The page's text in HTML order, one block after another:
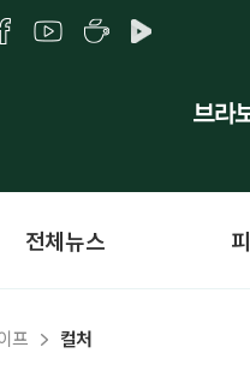
전체뉴스
프 컬처